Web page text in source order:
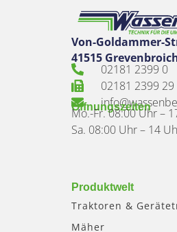
Von-Goldammer-
41515
02181 2399 0
02181 2399 29
Öffnungszeiten
Mo.-Fr. 08:00 Uhr –
Sa. 08:00 Uhr – 14
Produktwelt
Traktoren &
Mäher